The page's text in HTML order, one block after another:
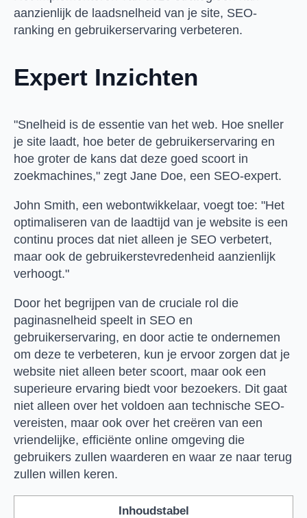
aanzienlijk de laadsnelheid van je site, SEO-
ranking en gebruikerservaring verbeteren.
Expert Inzichten
"Snelheid is de essentie van het web. Hoe sneller
je site laadt, hoe beter de gebruikerservaring en
hoe groter de kans dat deze goed scoort in
zoekmachines," zegt Jane Doe, een SEO-expert.
John Smith, een webontwikkelaar, voegt toe: "Het
optimaliseren van de laadtijd van je website is een
continu proces dat niet alleen je SEO verbetert,
maar ook de gebruikerstevredenheid aanzienlijk
verhoogt."
Door het begrijpen van de cruciale rol die
paginasnelheid speelt in SEO en
gebruikerservaring, en door actie te ondernemen
om deze te verbeteren, kun je ervoor zorgen dat je
website niet alleen beter scoort, maar ook een
superieure ervaring biedt voor bezoekers. Dit gaat
niet alleen over het voldoen aan technische SEO-
vereisten, maar ook over het creëren van een
vriendelijke, efficiënte online omgeving die
gebruikers zullen waarderen en waar ze naar terug
zullen willen keren.
Inhoudstabel